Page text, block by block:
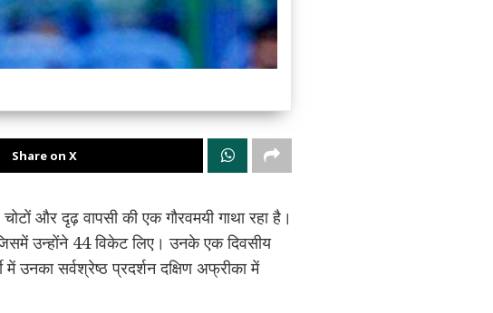
Share on X
और दृढ़ वापसी की एक गौरवमयी गाथा रहा है।
उन्होंने 44 विकेट लिए। उनके एक दिवसीय
सर्वश्रेष्ठ प्रदर्शन दक्षिण अफ्रीका में